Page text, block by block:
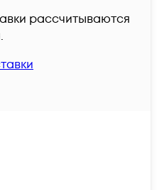
рассчитываются